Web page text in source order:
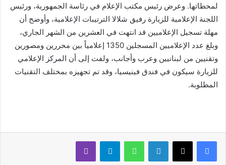
لمحطاتها. وعرض رئيس مكتب الإعلام في رئاسة الجمهورية، ورئيس
اللجنة الإعلامية للزيارة رفيق شلالا الترتيبات الإعلامية، وأوضح أن
مهلة تسجيل الإعلاميين قد انتهت في العشرين من الشهر الجاري،
وبلغ عدد الإعلاميين المسجلين 1350 إعلامياً بين محررين ومصورين
وتقنيين من لبنانيين وعرب وأجانب، ولفت إلى أن المركز الإعلامي
للزيارة سيكون في فندق فينيسيا، وقد تم تجهيزه بمختلف التقنيات
المطلوبة.
لينكدإن واتساب تيلقرام ڤايبر